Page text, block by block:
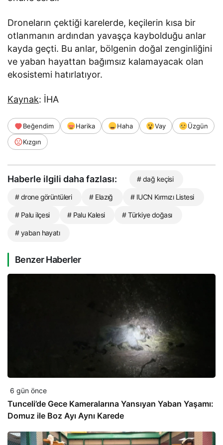
Droneların çektiği karelerde, keçilerin kısa bir
otlanmanın ardından yavaşça kaybolduğu anlar
kayda geçti. Bu anlar, bölgenin doğal zenginliğini
ve yaban hayattan bağımsız kalamayacak olan
ekosistemi hatırlatıyor.
Kaynak: İHA
Beğendim Harika Haha Vay
Üzgün
Kızgın
Haberle ilgili daha fazlası: # dağ keçisi
# drone görüntüleri # Elazığ # IUCN Kırmızı Listesi
# Palu ilçesi # Palu Kalesi # Türkiye doğası
# yaban hayatı
Benzer Haberler
6 gün önce
Tunceli’de Gece Kameralarına Yansıyan Yaban Yaşamı:
Domuz ile Boz Ayı Aynı Karede